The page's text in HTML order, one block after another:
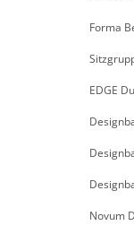
Forma
EDGE
Novum